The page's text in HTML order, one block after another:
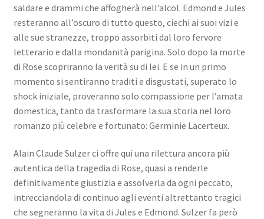
saldare e drammi che affogherà nell’alcol. Edmond e Jules
resteranno all’oscuro di tutto questo, ciechi ai suoi vizi e
alle sue stranezze, troppo assorbiti dal loro fervore
letterario e dalla mondanità parigina. Solo dopo la morte
di Rose scopriranno la verità su di lei. E se in un primo
momento si sentiranno traditi e disgustati, superato lo
shock iniziale, proveranno solo compassione per l’amata
domestica, tanto da trasformare la sua storia nel loro
romanzo più celebre e fortunato: Germinie Lacerteux.
Alain Claude Sulzer ci offre qui una rilettura ancora più
autentica della tragedia di Rose, quasi a renderle
definitivamente giustizia e assolverla da ogni peccato,
intrecciandola di continuo agli eventi altrettanto tragici
che segneranno la vita di Jules e Edmond. Sulzer fa però